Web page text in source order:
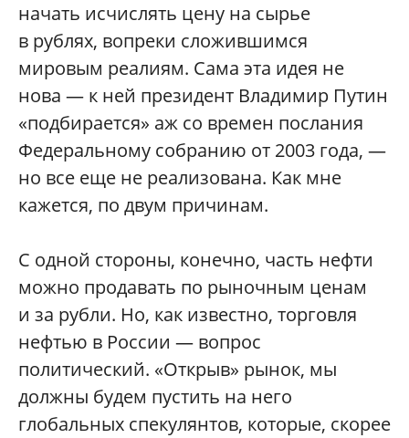
начать исчислять цену на сырье
в рублях, вопреки сложившимся
мировым реалиям. Сама эта идея не
нова — к ней президент Владимир Путин
«подбирается» аж со времен послания
Федеральному собранию от 2003 года, —
но все еще не реализована. Как мне
кажется, по двум причинам.
С одной стороны, конечно, часть нефти
можно продавать по рыночным ценам
и за рубли. Но, как известно, торговля
нефтью в России — вопрос
политический. «Открыв» рынок, мы
должны будем пустить на него
глобальных спекулянтов, которые, скорее